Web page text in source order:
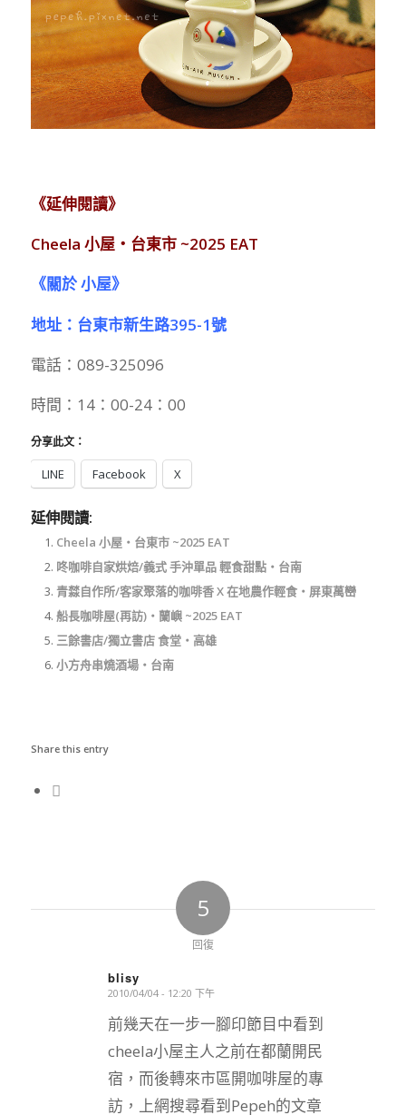
《延伸閱讀》
Cheela 小屋‧台東市 ~2025 EAT
《關於 小屋》
地址：台東市新生路395-1號
電話：089-325096
時間：14：00-24：00
分享此文：
LINE Facebook X
延伸閱讀:
Cheela 小屋‧台東市 ~2025 EAT
咚咖啡自家烘焙/義式 手沖單品 輕食甜點‧台南
青㵘自作所/客家聚落的咖啡香 X 在地農作輕食‧屏東萬巒
船長咖啡屋(再訪)‧蘭嶼 ~2025 EAT
三餘書店/獨立書店 食堂‧高雄
小方舟串燒酒場‧台南
Share this entry
5
回復
blisy
says:
2010/04/04 - 12:20 下午
前幾天在一步一腳印節目中看到
cheela小屋主人之前在都蘭開民
宿，而後轉來市區開咖啡屋的專
訪，上網搜尋看到Pepeh的文章